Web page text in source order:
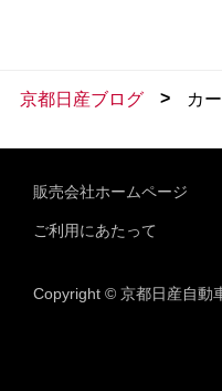
京都日産ブログ > カ
販売会社ホームページ
ご利用にあたって
Copyright © 京都日産自動